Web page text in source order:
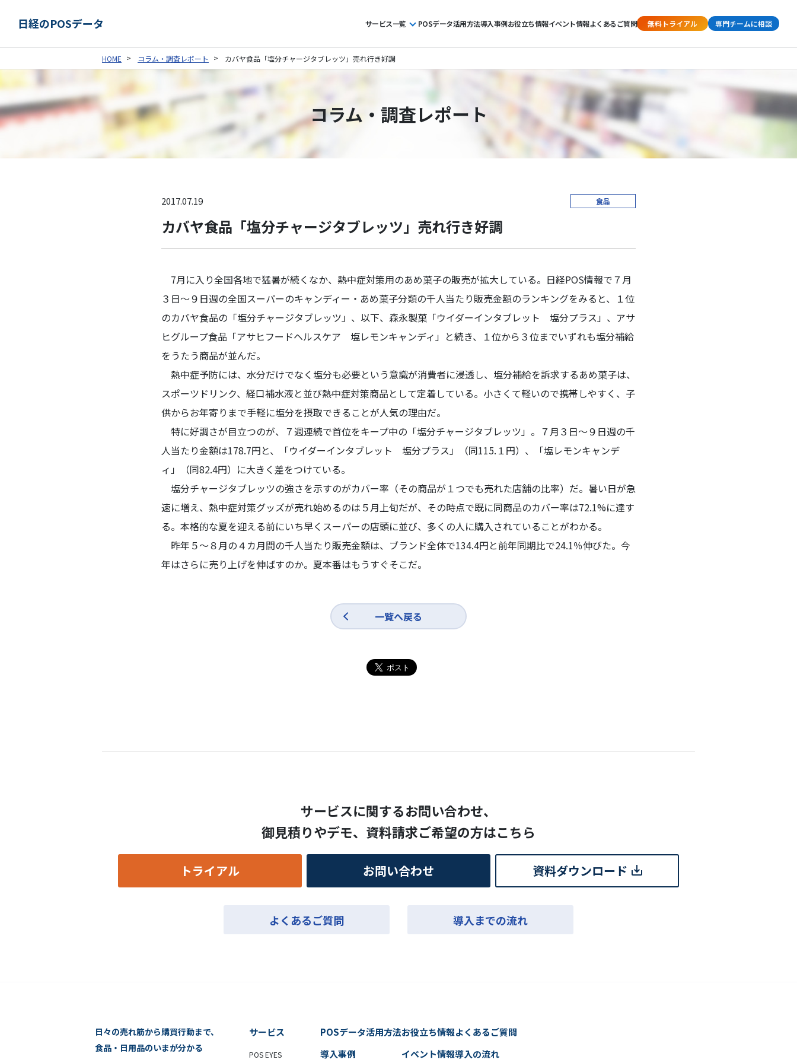
日経のPOSデータ サービス一覧 POSデータ活用方法導入事例お役立ち情報イベント情報よくあるご質問 無料トライアル 専門チームに相談
HOME コラム・調査レポート カバヤ食品「塩分チャージタブレッツ」売れ行き好調
コラム・調査レポート
2017.07.19 食品
カバヤ食品「塩分チャージタブレッツ」売れ行き好調
7月に入り全国各地で猛暑が続くなか、熱中症対策用のあめ菓子の販売が拡大している。日経POS情報で７月
３日～９日週の全国スーパーのキャンディー・あめ菓子分類の千人当たり販売金額のランキングをみると、１位
のカバヤ食品の「塩分チャージタブレッツ」、以下、森永製菓「ウイダーインタブレット 塩分プラス」、アサ
ヒグループ食品「アサヒフードヘルスケア 塩レモンキャンディ」と続き、１位から３位までいずれも塩分補給
をうたう商品が並んだ。
熱中症予防には、水分だけでなく塩分も必要という意識が消費者に浸透し、塩分補給を訴求するあめ菓子は、
スポーツドリンク、経口補水液と並び熱中症対策商品として定着している。小さくて軽いので携帯しやすく、子
供からお年寄りまで手軽に塩分を摂取できることが人気の理由だ。
特に好調さが目立つのが、７週連続で首位をキープ中の「塩分チャージタブレッツ」。７月３日～９日週の千
人当たり金額は178.7円と、「ウイダーインタブレット 塩分プラス」（同115.１円）、「塩レモンキャンデ
ィ」（同82.4円）に大きく差をつけている。
塩分チャージタブレッツの強さを示すのがカバー率（その商品が１つでも売れた店舗の比率）だ。暑い日が急
速に増え、熱中症対策グッズが売れ始めるのは５月上旬だが、その時点で既に同商品のカバー率は72.1%に達す
る。本格的な夏を迎える前にいち早くスーパーの店頭に並び、多くの人に購入されていることがわかる。
昨年５～８月の４カ月間の千人当たり販売金額は、ブランド全体で134.4円と前年同期比で24.1％伸びた。今
年はさらに売り上げを伸ばすのか。夏本番はもうすぐそこだ。
一覧へ戻る
サービスに関するお問い合わせ、
御見積りやデモ、 資料請求ご希望の方はこちら
トライアル お問い合わせ 資料ダウンロード
よくあるご質問 導入までの流れ
日々の売れ筋から購買行動まで、
食品・日用品のいまが分かる
サービス
POS EYES
POSデータ活用方法
導入事例
お役立ち情報
イベント情報
よくあるご質問
導入の流れ